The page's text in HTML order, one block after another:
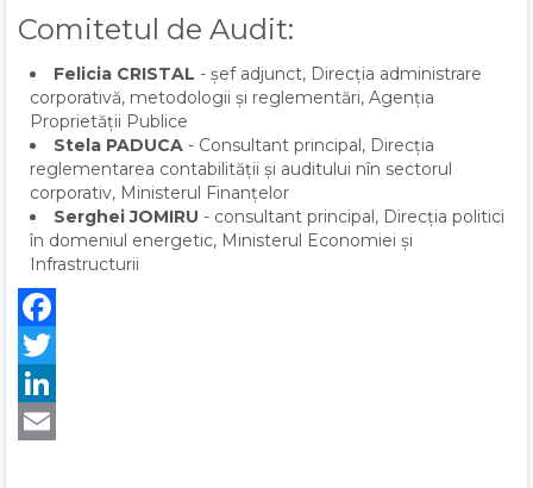
Comitetul de Audit:
Felicia CRISTAL - șef adjunct, Direcția administrare
corporativă, metodologii și reglementări, Agenția
Proprietății Publice
Stela PADUCA - Consultant principal, Direcția
reglementarea contabilității și auditului nîn sectorul
corporativ, Ministerul Finanțelor
Serghei JOMIRU - consultant principal, Direcția politici
în domeniul energetic, Ministerul Economiei și
Infrastructurii